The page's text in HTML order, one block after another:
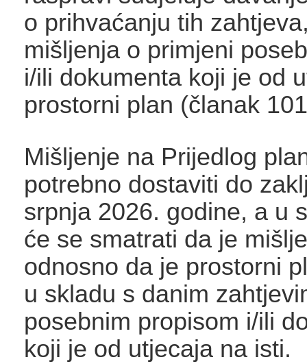
o prihvaćanju tih
mišljenja o primjeni
i/ili dokumenta koji je od
prostorni plan (članak
Mišljenje na Prijedlog
potrebno dostaviti do
srpnja 2026. godine, a u
će se smatrati da je
odnosno da je prostorni
u skladu s danim
posebnim propisom i/ili
koji je od utjecaja na isti.